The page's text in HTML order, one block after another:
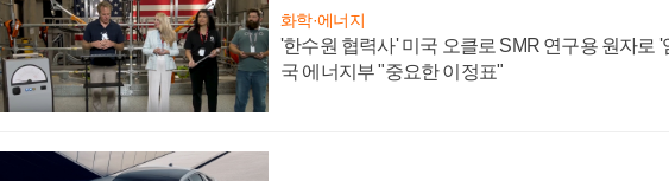
화학·에너지
'한수원 협력사' 미국 오클로 SMR 연구용 원자로 '
국 에너지부 "중요한 이정표"